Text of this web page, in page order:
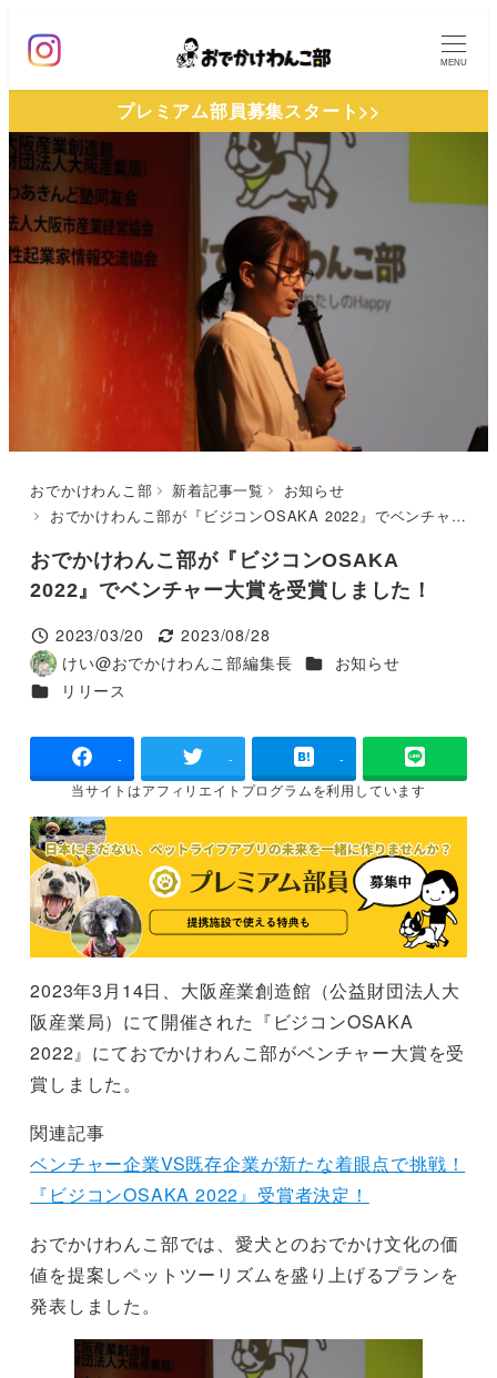
ン
ン
テ
ン
ツ
へ
移
MENU
プレミアム部員募集スタート>>
おでかけわんこ部 新着記事一覧
お知らせ
おでかけわんこ部が『ビジコンOSAKA 2022』でベンチャー大賞を受賞しました！
おでかけわんこ部が『ビジコンOSAKA
2022』でベンチャー大賞を受賞しました！
投稿日
2023/03/20
更新日
2023/08/28
著
者
けい@おでかけわんこ部編集長 カテゴリー
お知らせ
カテゴリー
リリース
- - -
当サイトはアフィリエイトプログラムを利用しています
2023年3月14日、大阪産業創造館（公益財団法人大
阪産業局）にて開催された『ビジコンOSAKA
2022』にておでかけわんこ部がベンチャー大賞を受
賞しました。
関連記事
ベンチャー企業VS既存企業が新たな着眼点で挑戦！
『ビジコンOSAKA 2022』受賞者決定！
おでかけわんこ部では、愛犬とのおでかけ文化の価
値を提案しペットツーリズムを盛り上げるプランを
発表しました。